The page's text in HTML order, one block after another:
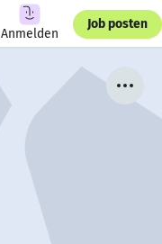
Anmelden
Job posten